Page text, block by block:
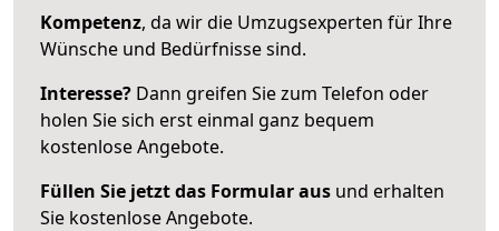
Kompetenz, da wir die Umzugsexperten für Ihre
Wünsche und Bedürfnisse sind.
Interesse? Dann greifen Sie zum Telefon oder
holen Sie sich erst einmal ganz bequem
kostenlose Angebote.
Füllen Sie jetzt das Formular aus und erhalten
Sie kostenlose Angebote.